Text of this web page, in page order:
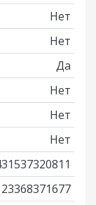
Нет
Нет
Да
Нет
Нет
Нет